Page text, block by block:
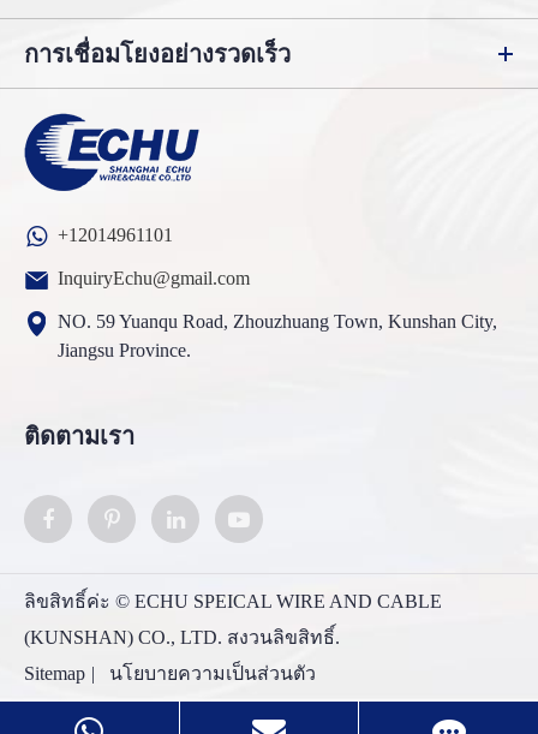
การเชื่อมโยงอย่างรวดเร็ว
+12014961101
InquiryEchu@gmail.com
NO. 59 Yuanqu Road, Zhouzhuang Town, Kunshan City,
Jiangsu Province.
ติดตามเรา
ลิขสิทธิ์ค่ะ © ECHU SPEICAL WIRE AND CABLE
(KUNSHAN) CO., LTD. สงวนลิขสิทธิ์.
Sitemap | นโยบายความเป็นส่วนตัว